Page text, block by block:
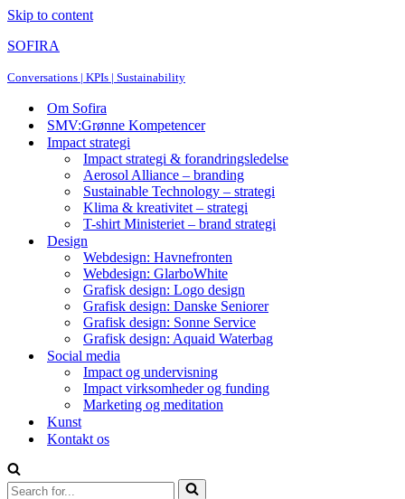
Skip to content
SOFIRA
Conversations | KPIs | Sustainability
Om Sofira
SMV:Grønne Kompetencer
Impact strategi
Impact strategi & forandringsledelse
Aerosol Alliance – branding
Sustainable Technology – strategi
Klima & kreativitet – strategi
T-shirt Ministeriet – brand strategi
Design
Webdesign: Havnefronten
Webdesign: GlarboWhite
Grafisk design: Logo design
Grafisk design: Danske Seniorer
Grafisk design: Sonne Service
Grafisk design: Aquaid Waterbag
Social media
Impact og undervisning
Impact virksomheder og funding
Marketing og meditation
Kunst
Kontakt os
Search